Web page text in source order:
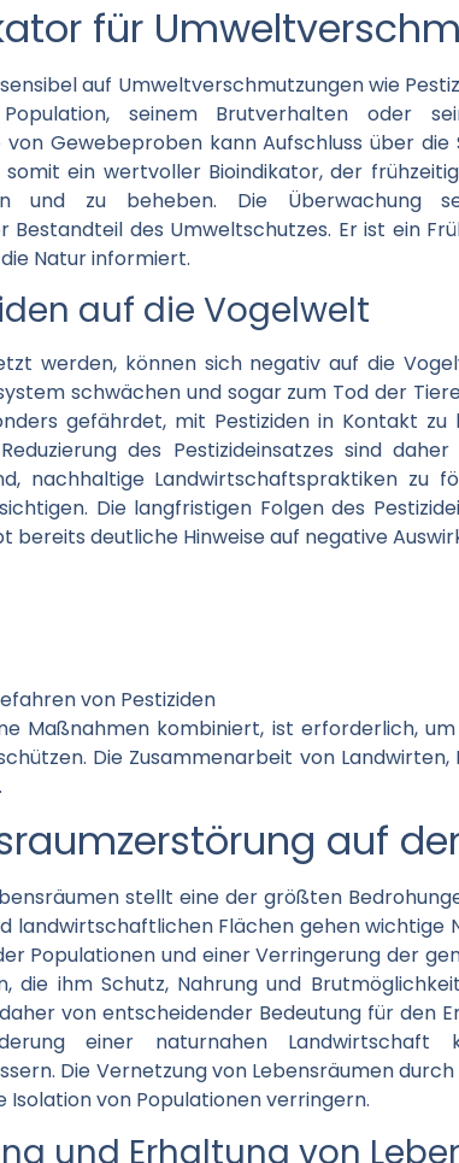
für
auf Umweltverschmutzungen wie
seinem Brutverhalten oder
von Gewebeproben kann Aufschluss über
ein wertvoller Bioindikator, der
und zu beheben. Die Überwachung
des Umweltschutzes. Er ist ein
Natur informiert.
auf die Vogelwelt
werden, können sich negativ auf die
schwächen und sogar zum Tod der
gefährdet, mit Pestiziden in Kontakt zu
des Pestizideinsatzes sind
nachhaltige Landwirtschaftspraktiken zu
Die langfristigen Folgen des
deutliche Hinweise auf negative
von Pestiziden
Maßnahmen kombiniert, ist erforderlich,
Die Zusammenarbeit von
auf
stellt eine der größten
landwirtschaftlichen Flächen gehen wichtige
Populationen und einer Verringerung der
die ihm Schutz, Nahrung und
von entscheidender Bedeutung für den
einer naturnahen Landwirtschaft
Die Vernetzung von Lebensräumen
von Populationen verringern.
und Erhaltung von